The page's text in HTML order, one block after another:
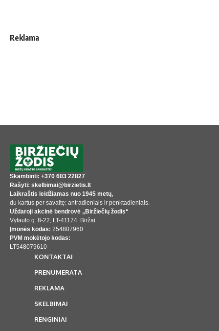
Reklama
Skambinti: +370 603 22827
Rašyti: skelbimai@birzietis.lt
Laikraštis leidžiamas nuo 1945 metų,
du kartus per savaitę: antradieniais ir penktadieniais.
Uždaroji akcinė bendrovė „Biržiečių žodis“
Vytauto g. 8-22, LT-41174. Biržai
Įmonės kodas: 254807960
PVM mokėtojo kodas:
LT548079610
KONTAKTAI
PRENUMERATA
REKLAMA
SKELBIMAI
RENGINIAI